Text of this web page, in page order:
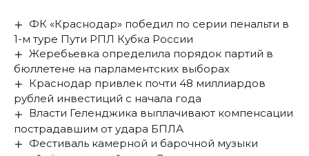
ФК «Краснодар» победил по серии пенальти в
1-м туре Пути РПЛ Кубка России
Жеребьевка определила порядок партий в
бюллетене на парламентских выборах
Краснодар привлек почти 48 миллиардов
рублей инвестиций с начала года
Власти Геленджика выплачивают компенсации
пострадавшим от удара БПЛА
Фестиваль камерной и барочной музыки